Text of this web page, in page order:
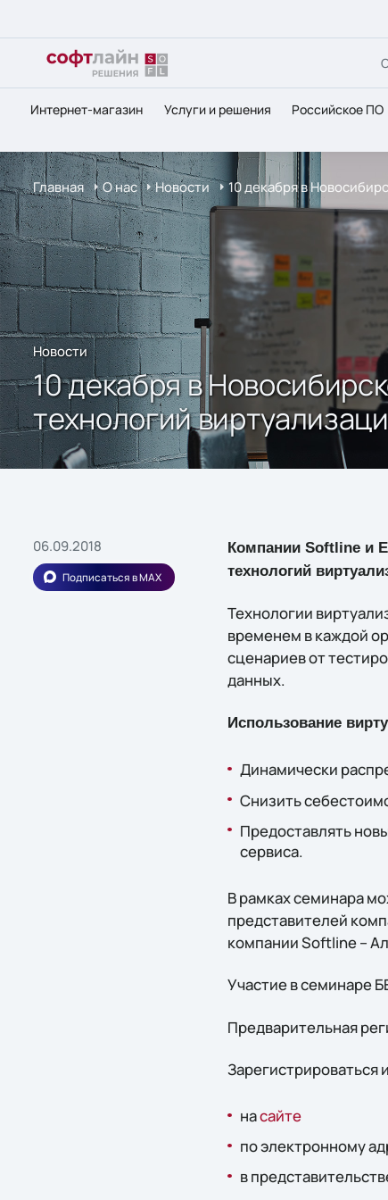
Интернет-магазин Услуги и решения Российское ПО
Главная О нас Новости 10 декабря в
Новости
10 декабря в
технологий
06.09.2018
Подписаться в MAX
Компании Softline и
технологий
Технологии
временем в каждой
сценариев от
данных.
Использование
Динамически
Снизить
Предоставлять
сервиса.
В рамках семинара
представителей
компании Softline –
Участие в семинаре
Предварительная
насайте
по электронному
в